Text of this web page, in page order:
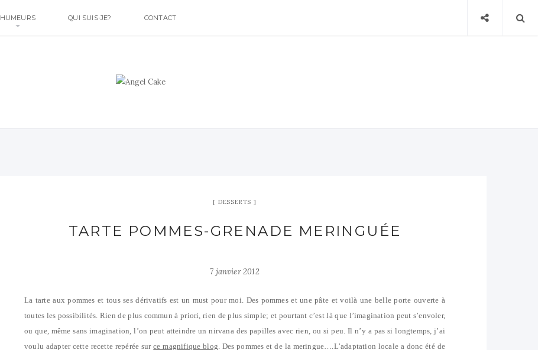
HUMEURS QUI SUIS-JE? CONTACT
DESSERTS
TARTE POMMES-GRENADE MERINGUÉE
7 janvier 2012
La tarte aux pommes et tous ses dérivatifs est un must pour moi. Des pommes et une pâte et voilà une belle porte ouverte à
toutes les possibilités. Rien de plus commun à priori, rien de plus simple; et pourtant c’est là que l’imagination peut s’envoler,
ou que, même sans imagination, l’on peut atteindre un nirvana des papilles avec rien, ou si peu. Il n’y a pas si longtemps, j’ai
voulu adapter cette recette repérée surce magnifique blog . Des pommes et de la meringue….L’adaptation locale a donc été de